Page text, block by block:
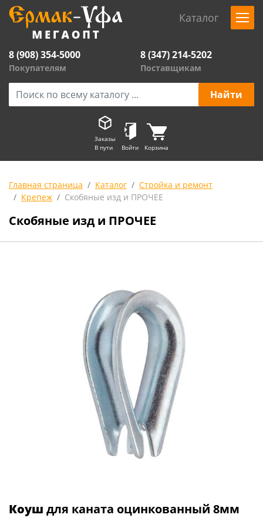
Каталог
8 (908) 354-5000
Покупателям
8 (347) 214-5202
Поставщикам
Заказы
В пути
Войти Корзина
Главная страница Каталог
Стройка и ремонт
Крепеж
Скобяные изд и ПРОЧЕЕ
Скобяные изд и ПРОЧЕЕ
Коуш для каната оцинкованный 8мм